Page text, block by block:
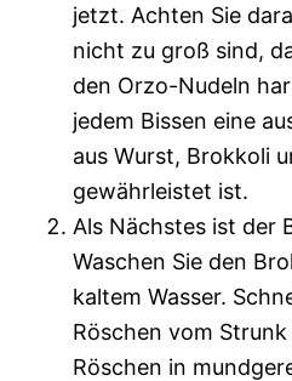
jetzt. Achten Sie
nicht zu groß sind,
den Orzo-Nudeln
jedem Bissen eine
aus Wurst, Brokkoli
gewährleistet ist.
Als Nächstes ist der
Waschen Sie den
kaltem Wasser.
Röschen vom
Röschen in